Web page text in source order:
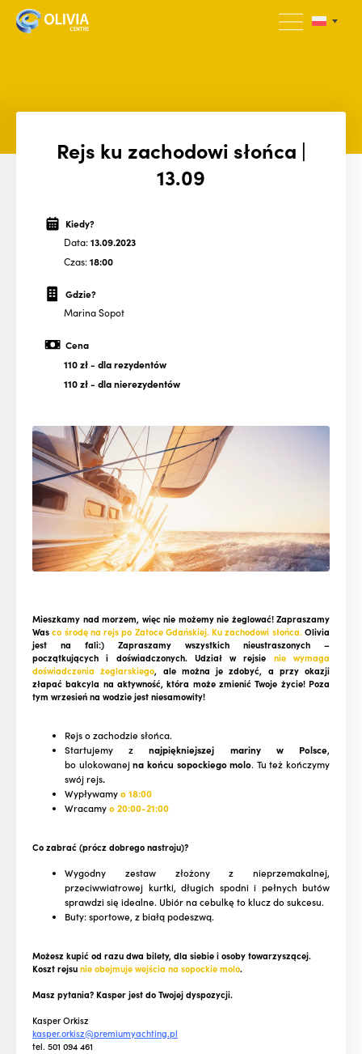
Rejs ku zachodowi słońca |
13.09
Kiedy?
Data:13.09.2023
Czas:18:00
Gdzie?
Marina Sopot
Cena
110 zł- dla rezydentów
110 zł- dla nierezydentów
Mieszkamy nad morzem, więc nie możemy nie żeglować! Zapraszamy
Wasco środę na rejs po Zatoce Gdańskiej. Ku zachodowi słońca.Olivia
jest na fali:) Zapraszamy wszystkich nieustraszonych –
początkujących i doświadczonych. Udział w rejsie nie wymaga
doświadczenia żeglarskiego, ale można je zdobyć, a przy okazji
złapać bakcyla na aktywność, która może zmienić Twoje życie! Poza
tym wrzesień na wodzie jest niesamowity!
Rejs o zachodzie słońca.
Startujemy znajpiękniejszej mariny w Polsce,
bo ulokowanejna końcu sopockiego molo. Tu też kończymy
swój rejs.
Wypływamyo 18:00
Wracamyo 20:00-21:00
Co zabrać (prócz dobrego nastroju)?
Wygodny zestaw złożony z nieprzemakalnej,
przeciwwiatrowej kurtki, długich spodni i pełnych butów
sprawdzi się idealne. Ubiór na cebulkę to klucz do sukcesu.
Buty: sportowe, z białą podeszwą.
Możesz kupić od razu dwa bilety, dla siebie i osoby towarzyszącej.
Koszt rejsunie obejmuje wejścia na sopockie molo.
Masz pytania? Kasper jest do Twojej dyspozycji.
Kasper Orkisz
kasper.orkisz@premiumyachting.pl
tel. 501 094 461